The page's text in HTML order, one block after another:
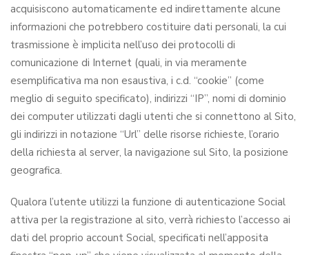
acquisiscono automaticamente ed indirettamente alcune
informazioni che potrebbero costituire dati personali, la cui
trasmissione è implicita nell’uso dei protocolli di
comunicazione di Internet (quali, in via meramente
esemplificativa ma non esaustiva, i c.d. “cookie” (come
meglio di seguito specificato), indirizzi “IP”, nomi di dominio
dei computer utilizzati dagli utenti che si connettono al Sito,
gli indirizzi in notazione “Url” delle risorse richieste, l’orario
della richiesta al server, la navigazione sul Sito, la posizione
geografica.
Qualora l’utente utilizzi la funzione di autenticazione Social
attiva per la registrazione al sito, verrà richiesto l’accesso ai
dati del proprio account Social, specificati nell’apposita